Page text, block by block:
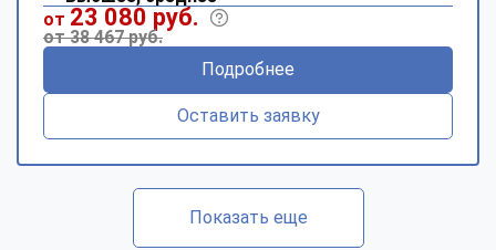
от 23 080 руб.
от 38 467 руб.
Подробнее
Оставить заявку
Показать еще